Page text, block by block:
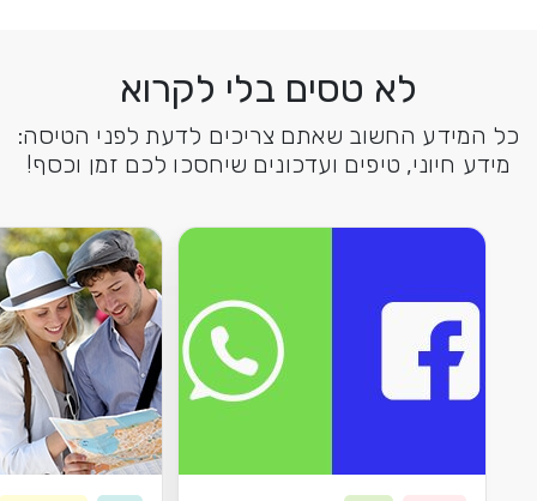
לא טסים בלי לקרוא
כל המידע החשוב שאתם צריכים לדעת לפני הטיסה:
מידע חיוני, טיפים ועדכונים שיחסכו לכם זמן וכסף!